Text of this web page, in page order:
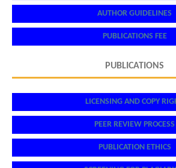
AUTHOR GUIDELINES
PUBLICATIONS FEE
PUBLICATIONS
LICENSING AND COPY
PEER REVIEW PROCESS
PUBLICATION ETHICS